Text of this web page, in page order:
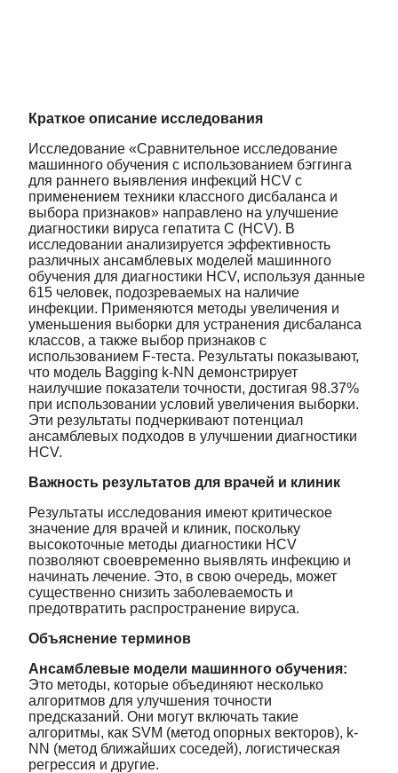
Краткое описание исследования
Исследование «Сравнительное исследование
машинного обучения с использованием бэггинга
для раннего выявления инфекций HCV с
применением техники классного дисбаланса и
выбора признаков» направлено на улучшение
диагностики вируса гепатита C (HCV). В
исследовании анализируется эффективность
различных ансамблевых моделей машинного
обучения для диагностики HCV, используя данные
615 человек, подозреваемых на наличие
инфекции. Применяются методы увеличения и
уменьшения выборки для устранения дисбаланса
классов, а также выбор признаков с
использованием F-теста. Результаты показывают,
что модель Bagging k-NN демонстрирует
наилучшие показатели точности, достигая 98.37%
при использовании условий увеличения выборки.
Эти результаты подчеркивают потенциал
ансамблевых подходов в улучшении диагностики
HCV.
Важность результатов для врачей и клиник
Результаты исследования имеют критическое
значение для врачей и клиник, поскольку
высокоточные методы диагностики HCV
позволяют своевременно выявлять инфекцию и
начинать лечение. Это, в свою очередь, может
существенно снизить заболеваемость и
предотвратить распространение вируса.
Объяснение терминов
Ансамблевые модели машинного обучения:
Это методы, которые объединяют несколько
алгоритмов для улучшения точности
предсказаний. Они могут включать такие
алгоритмы, как SVM (метод опорных векторов), k-
NN (метод ближайших соседей), логистическая
регрессия и другие.